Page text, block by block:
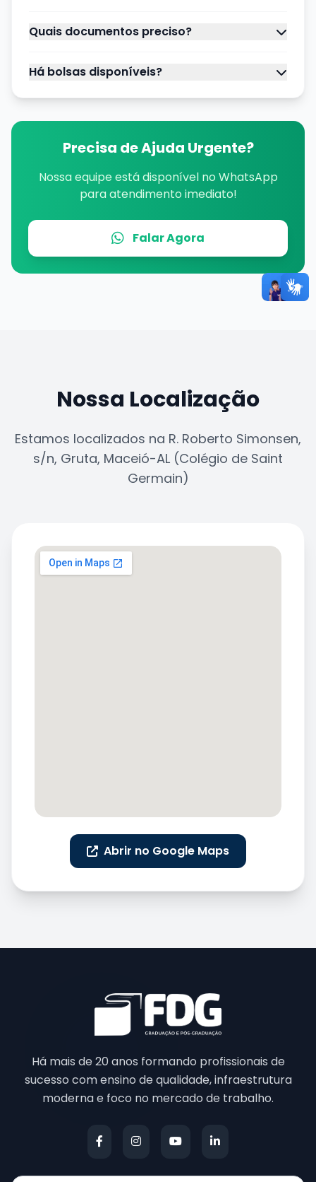
Quais documentos preciso?
Há bolsas disponíveis?
Precisa de Ajuda Urgente?
Nossa equipe está disponível no WhatsApp
para atendimento imediato!
Falar Agora
Nossa Localização
Estamos localizados na R. Roberto Simonsen,
s/n, Gruta, Maceió-AL (Colégio de Saint
Germain)
Abrir no Google Maps
Há mais de 20 anos formando profissionais de
sucesso com ensino de qualidade, infraestrutura
moderna e foco no mercado de trabalho.